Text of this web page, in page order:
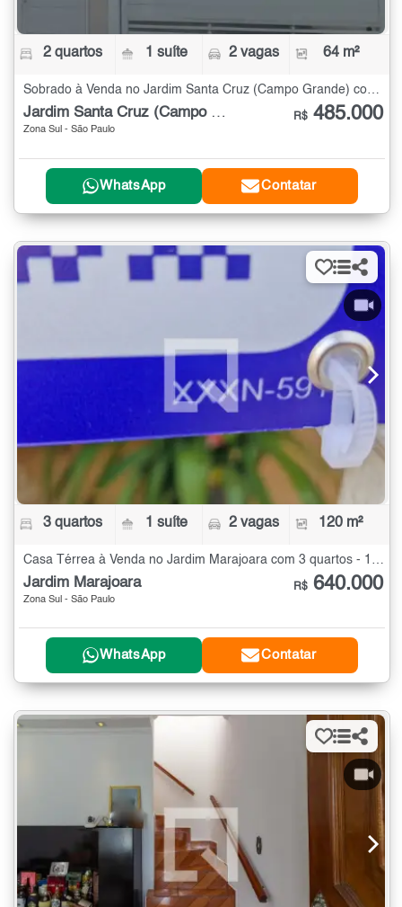
2 quartos 1 suíte 2 vagas 64 m²
Sobrado à Venda no Jardim Santa Cruz (Campo Grande) com 2 quartos - 64 m²
Jardim Santa Cruz (Campo Grande)
Zona Sul - São Paulo
R$ 485.000
WhatsApp Contatar
3 quartos 1 suíte 2 vagas 120 m²
Jardim Marajoara
Zona Sul - São Paulo
R$ 640.000
WhatsApp Contatar